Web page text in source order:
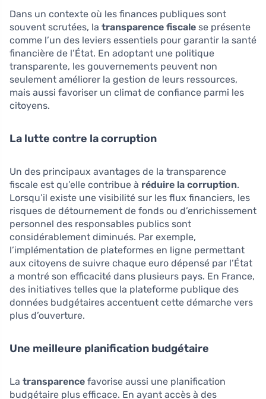
Dans un contexte où les finances publiques sont
souvent scrutées, la transparence fiscale se présente
comme l’un des leviers essentiels pour garantir la santé
financière de l’État. En adoptant une politique
transparente, les gouvernements peuvent non
seulement améliorer la gestion de leurs ressources,
mais aussi favoriser un climat de confiance parmi les
citoyens.
La lutte contre la corruption
Un des principaux avantages de la transparence
fiscale est qu’elle contribue à réduire la corruption.
Lorsqu’il existe une visibilité sur les flux financiers, les
risques de détournement de fonds ou d’enrichissement
personnel des responsables publics sont
considérablement diminués. Par exemple,
l’implémentation de plateformes en ligne permettant
aux citoyens de suivre chaque euro dépensé par l’État
a montré son efficacité dans plusieurs pays. En France,
des initiatives telles que la plateforme publique des
données budgétaires accentuent cette démarche vers
plus d’ouverture.
Une meilleure planification budgétaire
La transparence favorise aussi une planification
budgétaire plus efficace. En ayant accès à des